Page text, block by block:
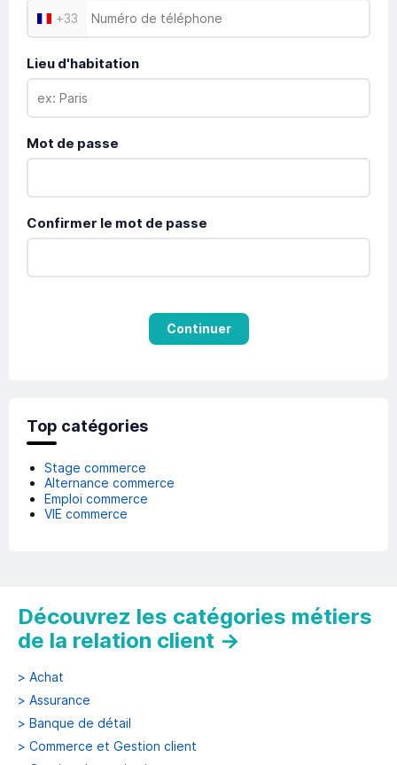
+33
Lieu d'habitation
Mot de passe
Confirmer le mot de passe
Continuer
Top catégories
Stage commerce
Alternance commerce
Emploi commerce
VIE commerce
Découvrez les catégories métiers
de la relation client →
> Achat
> Assurance
> Banque de détail
> Commerce et Gestion client